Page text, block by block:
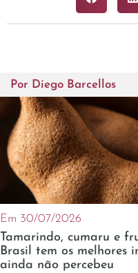
Por Diego Barcellos
Em 30/07/2026
Tamarindo, cumaru e
Brasil tem os melhores
ainda não percebeu